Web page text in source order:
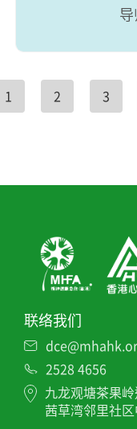
1 2 3
联络我们
2528 4656
九龙观塘茶果
茜草湾邻里社